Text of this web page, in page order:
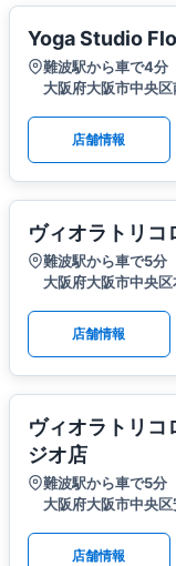
Yoga Studio
難波駅から車で4分
大阪府大阪市中央
店舗情報
ヴィオラトリコ
難波駅から車で5分
大阪府大阪市中央
店舗情報
ヴィオラトリコ
ジオ店
難波駅から車で5分
大阪府大阪市中央
店舗情報